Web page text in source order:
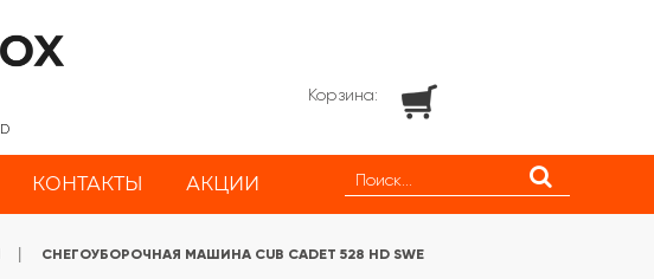
Корзина:
КОНТАКТЫ АКЦИИ
СНЕГОУБОРОЧНАЯ МАШИНА CUB CADET 528 HD SWE